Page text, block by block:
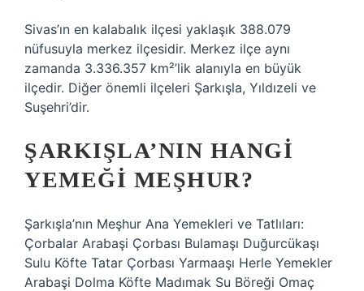
Sivas’ın en kalabalık ilçesi yaklaşık 388.079
nüfusuyla merkez ilçesidir. Merkez ilçe aynı
zamanda 3.336.357 km²’lik alanıyla en büyük
ilçedir. Diğer önemli ilçeleri Şarkışla, Yıldızeli ve
Suşehri’dir.
ŞARKIŞLA’NIN HANGI
YEMEĞI MEŞHUR?
Şarkışla’nın Meşhur Ana Yemekleri ve Tatlıları:
Çorbalar Arabaşi Çorbası Bulamaşı Duğurcükaşı
Sulu Köfte Tatar Çorbası Yarmaaşı Herle Yemekler
Arabaşi Dolma Köfte Madımak Su Böreği Omaç